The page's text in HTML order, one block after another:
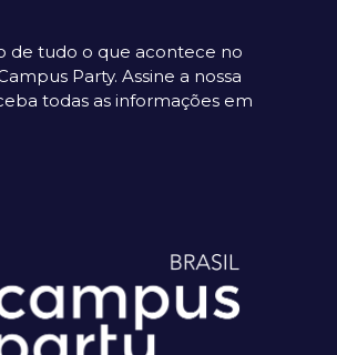
de tudo o que acontece no
Party. Assine a nossa
todas as informações em